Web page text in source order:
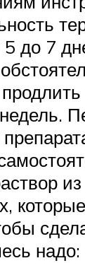
5 до 7
из
надо: